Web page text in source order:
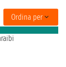
Ordina per